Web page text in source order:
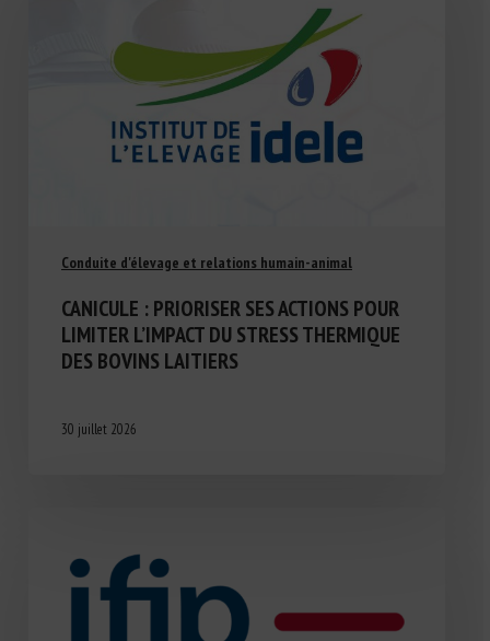
Conduite d'élevage et relations humain-animal
CANICULE : PRIORISER SES ACTIONS POUR
LIMITER L’IMPACT DU STRESS THERMIQUE
DES BOVINS LAITIERS
30 juillet 2026